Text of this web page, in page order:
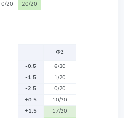
0/20 20/20
Ф2
-0.5
6/20
-1.5
1/20
-2.5
0/20
+0.5
10/20
+1.5
17/20